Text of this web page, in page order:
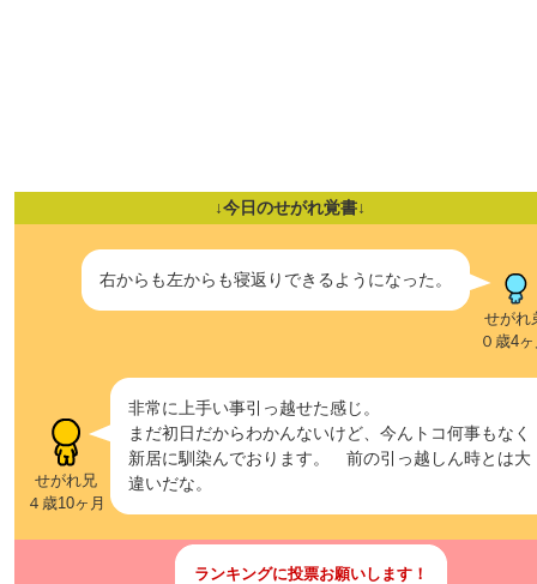
↓今日のせがれ覚書↓
右からも左からも寝返りできるようになった。
せがれ
０歳4
せがれ兄
４歳10ヶ月
非常に上手い事引っ越せた感じ。
まだ初日だからわかんないけど、今んトコ何事もなく
新居に馴染んでおります。 前の引っ越しん時とは大
違いだな。
ランキングに投票お願いします！